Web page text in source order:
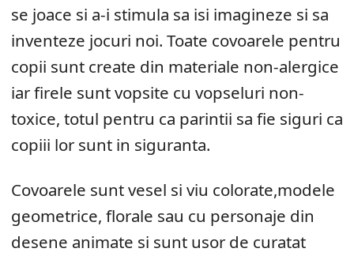
se joace si a-i stimula sa isi imagineze si sa
inventeze jocuri noi. Toate covoarele pentru
copii sunt create din materiale non-alergice
iar firele sunt vopsite cu vopseluri non-
toxice, totul pentru ca parintii sa fie siguri ca
copiii lor sunt in siguranta.
Covoarele sunt vesel si viu colorate,modele
geometrice, florale sau cu personaje din
desene animate si sunt usor de curatat